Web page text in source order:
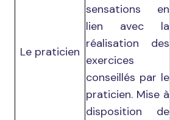
Le praticien
sensations en
lien avec la
réalisation des
exercices
conseillés par le
praticien. Mise à
disposition de